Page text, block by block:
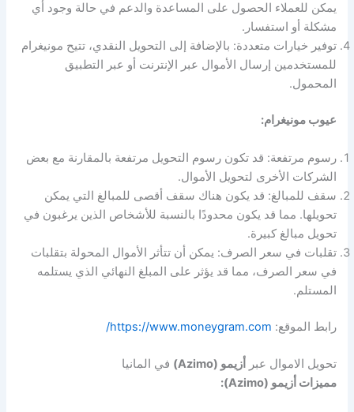
يمكن للعملاء الحصول على المساعدة والدعم في حالة وجود أي
مشكلة أو استفسار.
توفير خيارات متعددة: بالإضافة إلى التحويل النقدي، تتيح مونيغرام
للمستخدمين إرسال الأموال عبر الإنترنت أو عبر التطبيق
المحمول.
عيوب مونيغرام:
رسوم مرتفعة: قد تكون رسوم التحويل مرتفعة بالمقارنة مع بعض
الشركات الأخرى لتحويل الأموال.
سقف للمبالغ: قد يكون هناك سقف أقصى للمبالغ التي يمكن
تحويلها. مما قد يكون محدودًا بالنسبة للأشخاص الذين يرغبون في
تحويل مبالغ كبيرة.
تقلبات في سعر الصرف: يمكن أن تتأثر الأموال المحولة بتقلبات
في سعر الصرف، مما قد يؤثر على المبلغ النهائي الذي يستلمه
المستلم.
رابط الموقع: https://www.moneygram.com/
تحويل الاموال عبر أزيمو (Azimo)
في المانيا
مميزات أزيمو (Azimo):